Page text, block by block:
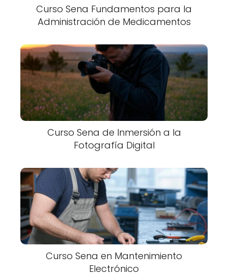
Curso Sena Fundamentos para la
Administración de Medicamentos
Curso Sena de Inmersión a la
Fotografía Digital
Curso Sena en Mantenimiento
Electrónico